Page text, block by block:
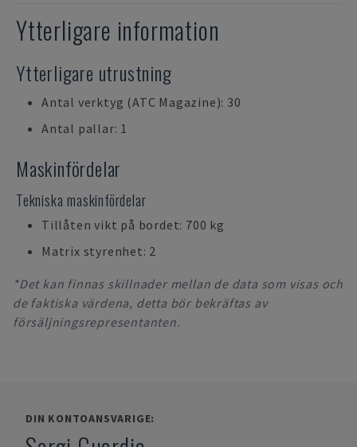
Ytterligare information
Ytterligare utrustning
Antal verktyg (ATC Magazine): 30
Antal pallar: 1
Maskinfördelar
Tekniska maskinfördelar
Tillåten vikt på bordet: 700 kg
Matrix styrenhet: 2
*Det kan finnas skillnader mellan de data som visas och
de faktiska värdena, detta bör bekräftas av
försäljningsrepresentanten.
DIN KONTOANSVARIGE: